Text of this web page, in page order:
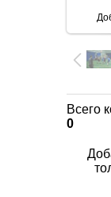
Всего
0